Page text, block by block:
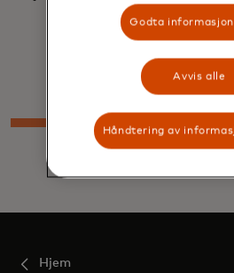
focusing investigations on
Hjem
Godta
Avvis alle
Håndtering av